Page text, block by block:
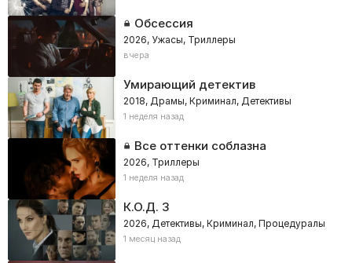
Обсессия
2026, Ужасы, Триллеры
вчера
Умирающий детектив
2018, Драмы, Криминал, Детективы
1 неделя назад
Все оттенки соблазна
2026, Триллеры
1 неделя назад
К.О.Д. 3
2026, Детективы, Криминал, Процедуралы
1 месяц назад